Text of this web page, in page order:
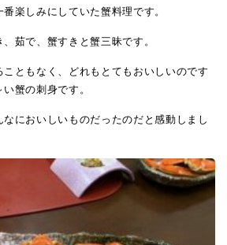
楽しみにしていた蟹料理です。
茹で、蟹すきと蟹三昧です。
ともなく、どれもとてもおいしいのです
蟹の刺身です。
においしいものだったのだと感動しまし